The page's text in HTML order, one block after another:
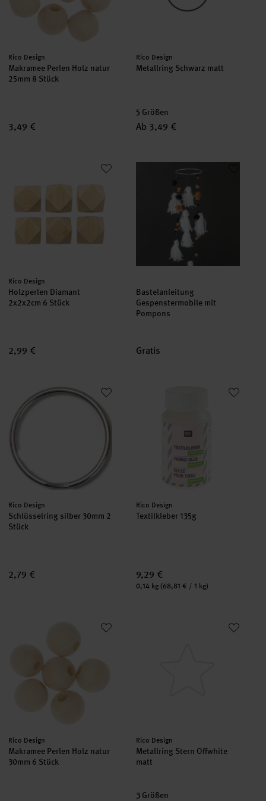
Hersteller:
Rico Design
Makramee Perlen Holz natur
25mm 8 Stück
3,49 €
Hersteller:
Rico Design
Metallring Schwarz matt
5 Größen
Ab 3,49 €
Holzperlen Diamant 2x2x2cm 6 Stück
Hersteller:
Rico Design
Holzperlen Diamant
2x2x2cm 6 Stück
2,99 €
Bastelanleitung
Bastelanleitung
Gespenstermobile mit
Pompons
Gratis
Schlüsselring silber 30mm 2 Stück
Hersteller:
Rico Design
Schlüsselring silber 30mm 2
Stück
2,79 €
Hersteller:
Rico Design
Textilkleber 135g
9,29 €
Inhalt:
0,14 kg (68,81 € / 1 kg)
Makramee Perlen Holz natur 30mm 6 Stück
Hersteller:
Rico Design
Makramee Perlen Holz natur
30mm 6 Stück
Metallring Stern Offwhite matt
Hersteller:
Rico Design
Metallring Stern Offwhite
matt
3 Größen